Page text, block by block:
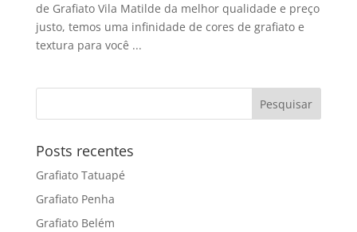
de Grafiato Vila Matilde da melhor qualidade e preço
justo, temos uma infinidade de cores de grafiato e
textura para você ...
Posts recentes
Grafiato Tatuapé
Grafiato Penha
Grafiato Belém